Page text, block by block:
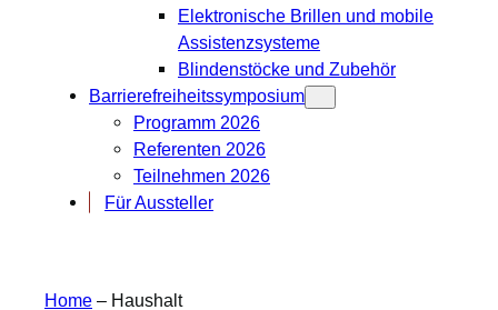
Elektronische Brillen und mobile
Assistenzsysteme
Blindenstöcke und Zubehör
Barrierefreiheitssymposium
Programm 2026
Referenten 2026
Teilnehmen 2026
Für Aussteller
Home – Haushalt